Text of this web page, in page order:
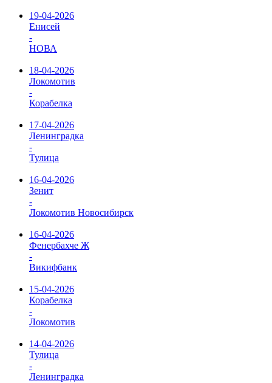
19-04-2026
Енисей
-
НОВА
18-04-2026
Локомотив
-
Корабелка
17-04-2026
Ленинградка
-
Тулица
16-04-2026
Зенит
-
Локомотив Новосибирск
16-04-2026
Фенербахче Ж
-
Викифбанк
15-04-2026
Корабелка
-
Локомотив
14-04-2026
Тулица
-
Ленинградка